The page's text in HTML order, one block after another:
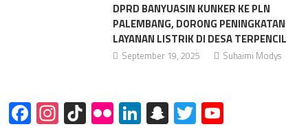
DPRD BANYUASIN KUNKER KE PLN
PALEMBANG, DORONG PENINGKATAN
LAYANAN LISTRIK DI DESA TERPENCIL
September 19, 2025 Suhaimi Modys
Facebook
Instagram
TikTok
FlickrLinkedIn
Snapchat
TwitterYouTube